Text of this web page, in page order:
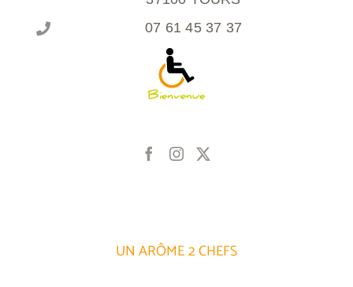
07 61 45 37 37
UN ARÔME 2 CHEFS